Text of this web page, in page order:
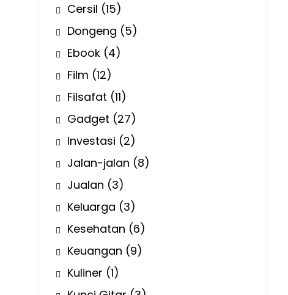
Cersil (15)
Dongeng (5)
Ebook (4)
Film (12)
Filsafat (11)
Gadget (27)
Investasi (2)
Jalan-jalan (8)
Jualan (3)
Keluarga (3)
Kesehatan (6)
Keuangan (9)
Kuliner (1)